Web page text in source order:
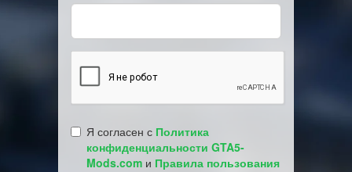
Я согласен с Политика
конфиденциальности GTA5-
Mods.com и Правила пользования